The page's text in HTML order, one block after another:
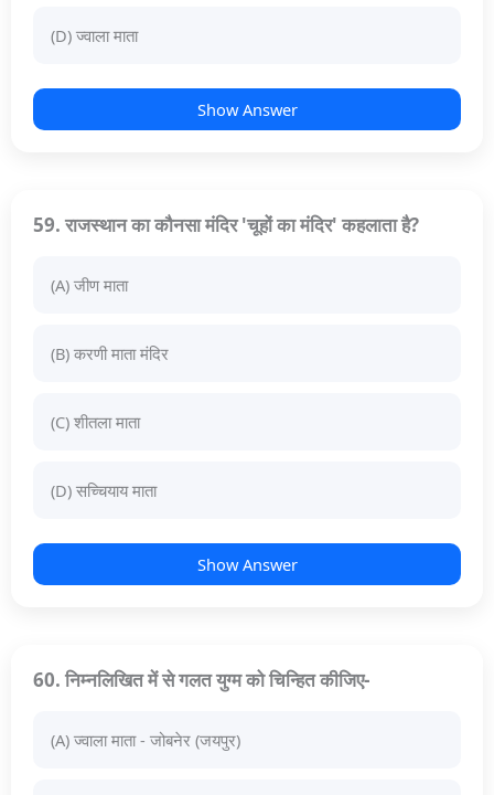
(D) ज्वाला माता
Show Answer
59. राजस्थान का कौनसा मंदिर 'चूहों का मंदिर' कहलाता है?
(A) जीण माता
(B) करणी माता मंदिर
(C) शीतला माता
(D) सच्चियाय माता
Show Answer
60. निम्नलिखित में से गलत युग्म को चिन्हित कीजिए-
(A) ज्वाला माता - जोबनेर (जयपुर)